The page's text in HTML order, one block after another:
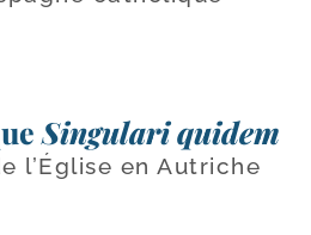
Singulari quidem
l’Église en Autriche